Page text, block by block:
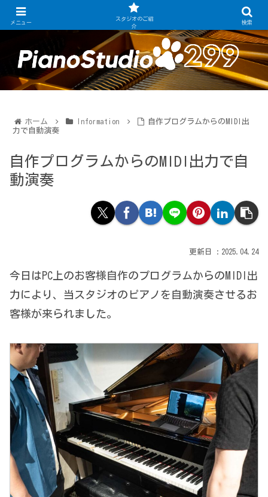
あなたの演奏を再現! 自動演奏ピアノのある練習スタジオ
ホーム Information
自作プログラムからのMIDI出
力で自動演奏
自作プログラムからのMIDI出力で自
動演奏
2025.04.24
今日はPC上のお客様自作のプログラムからのMIDI出
力により、当スタジオのピアノを自動演奏させるお
客様が来られました。
メニュー
スタジオのご紹
介
検索